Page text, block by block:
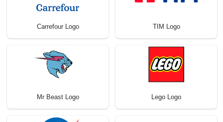
Carrefour Logo TIM Logo
Mr Beast Logo Lego Logo